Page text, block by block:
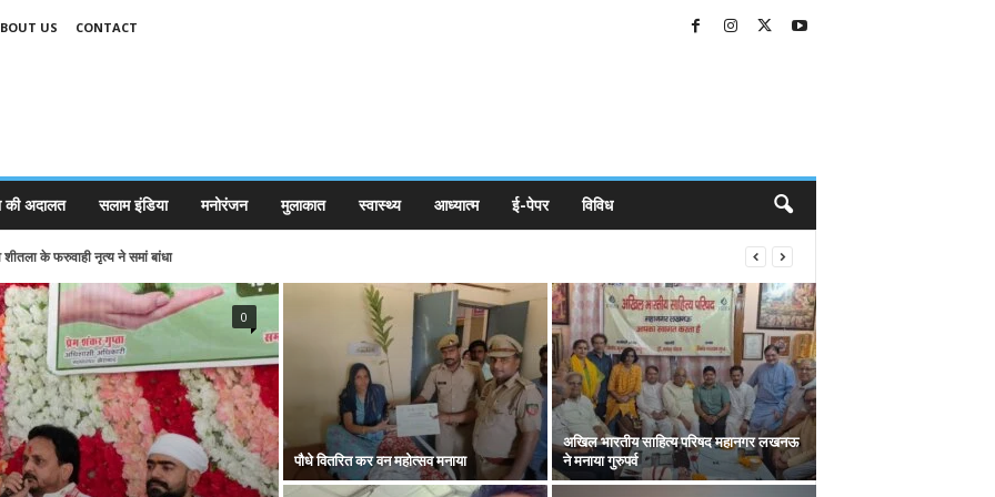
US
CONTACT
की अदालत सलाम इंडिया मनोरंजन मुलाकात स्वास्थ्य आध्यात्म ई-पेपर विविध
के फरुवाही नृत्य ने समां बांधा
0
पौधे वितरित कर वन महोत्सव मनाया
अखिल भारतीय साहित्य परिषद महानगर लखनऊ
ने मनाया गुरुपर्व